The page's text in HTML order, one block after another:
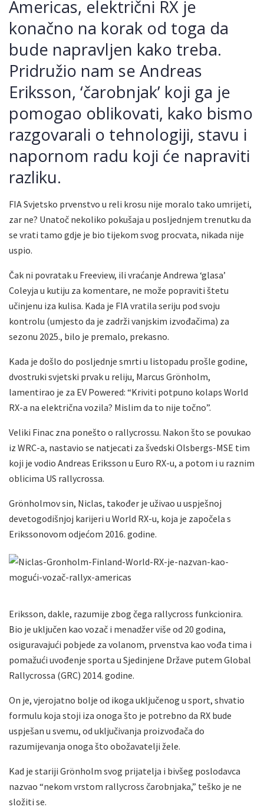
Americas, električni RX je
konačno na korak od toga da
bude napravljen kako treba.
Pridružio nam se Andreas
Eriksson, ‘čarobnjak’ koji ga je
pomogao oblikovati, kako bismo
razgovarali o tehnologiji, stavu i
napornom radu koji će napraviti
razliku.
FIA Svjetsko prvenstvo u reli krosu nije moralo tako umrijeti,
zar ne? Unatoč nekoliko pokušaja u posljednjem trenutku da
se vrati tamo gdje je bio tijekom svog procvata, nikada nije
uspio.
Čak ni povratak u Freeview, ili vraćanje Andrewa ‘glasa’
Coleyja u kutiju za komentare, ne može popraviti štetu
učinjenu iza kulisa. Kada je FIA vratila seriju pod svoju
kontrolu (umjesto da je zadrži vanjskim izvođačima) za
sezonu 2025., bilo je premalo, prekasno.
Kada je došlo do posljednje smrti u listopadu prošle godine,
dvostruki svjetski prvak u reliju, Marcus Grönholm,
lamentirao je za EV Powered: “Kriviti potpuno kolaps World
RX-a na električna vozila? Mislim da to nije točno”.
Veliki Finac zna ponešto o rallycrossu. Nakon što se povukao
iz WRC-a, nastavio se natjecati za švedski Olsbergs-MSE tim
koji je vodio Andreas Eriksson u Euro RX-u, a potom i u raznim
oblicima US rallycrossa.
Grönholmov sin, Niclas, također je uživao u uspješnoj
devetogodišnjoj karijeri u World RX-u, koja je započela s
Erikssonovom odjećom 2016. godine.
Eriksson, dakle, razumije zbog čega rallycross funkcionira.
Bio je uključen kao vozač i menadžer više od 20 godina,
osiguravajući pobjede za volanom, prvenstva kao vođa tima i
pomažući uvođenje sporta u Sjedinjene Države putem Global
Rallycrossa (GRC) 2014. godine.
On je, vjerojatno bolje od ikoga uključenog u sport, shvatio
formulu koja stoji iza onoga što je potrebno da RX bude
uspješan u svemu, od uključivanja proizvođača do
razumijevanja onoga što obožavatelji žele.
Kad je stariji Grönholm svog prijatelja i bivšeg poslodavca
nazvao “nekom vrstom rallycross čarobnjaka,” teško je ne
složiti se.